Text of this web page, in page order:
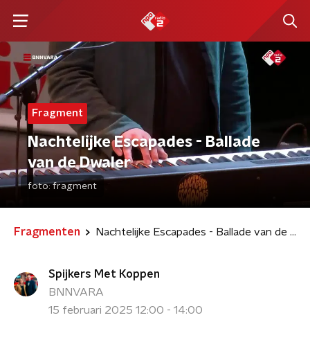
Fragment
Nachtelijke Escapades - Ballade
van de Dwaler
foto:fragment
Fragmenten Nachtelijke Escapades - Ballade van de Dwaler
Spijkers Met Koppen
BNNVARA
15 februari 2025 12:00 - 14:00